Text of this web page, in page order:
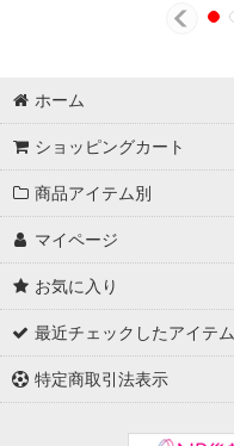
ホーム
ショッピングカート
商品アイテム別
マイページ
お気に入り
最近チェックしたアイテム
特定商取引法表示